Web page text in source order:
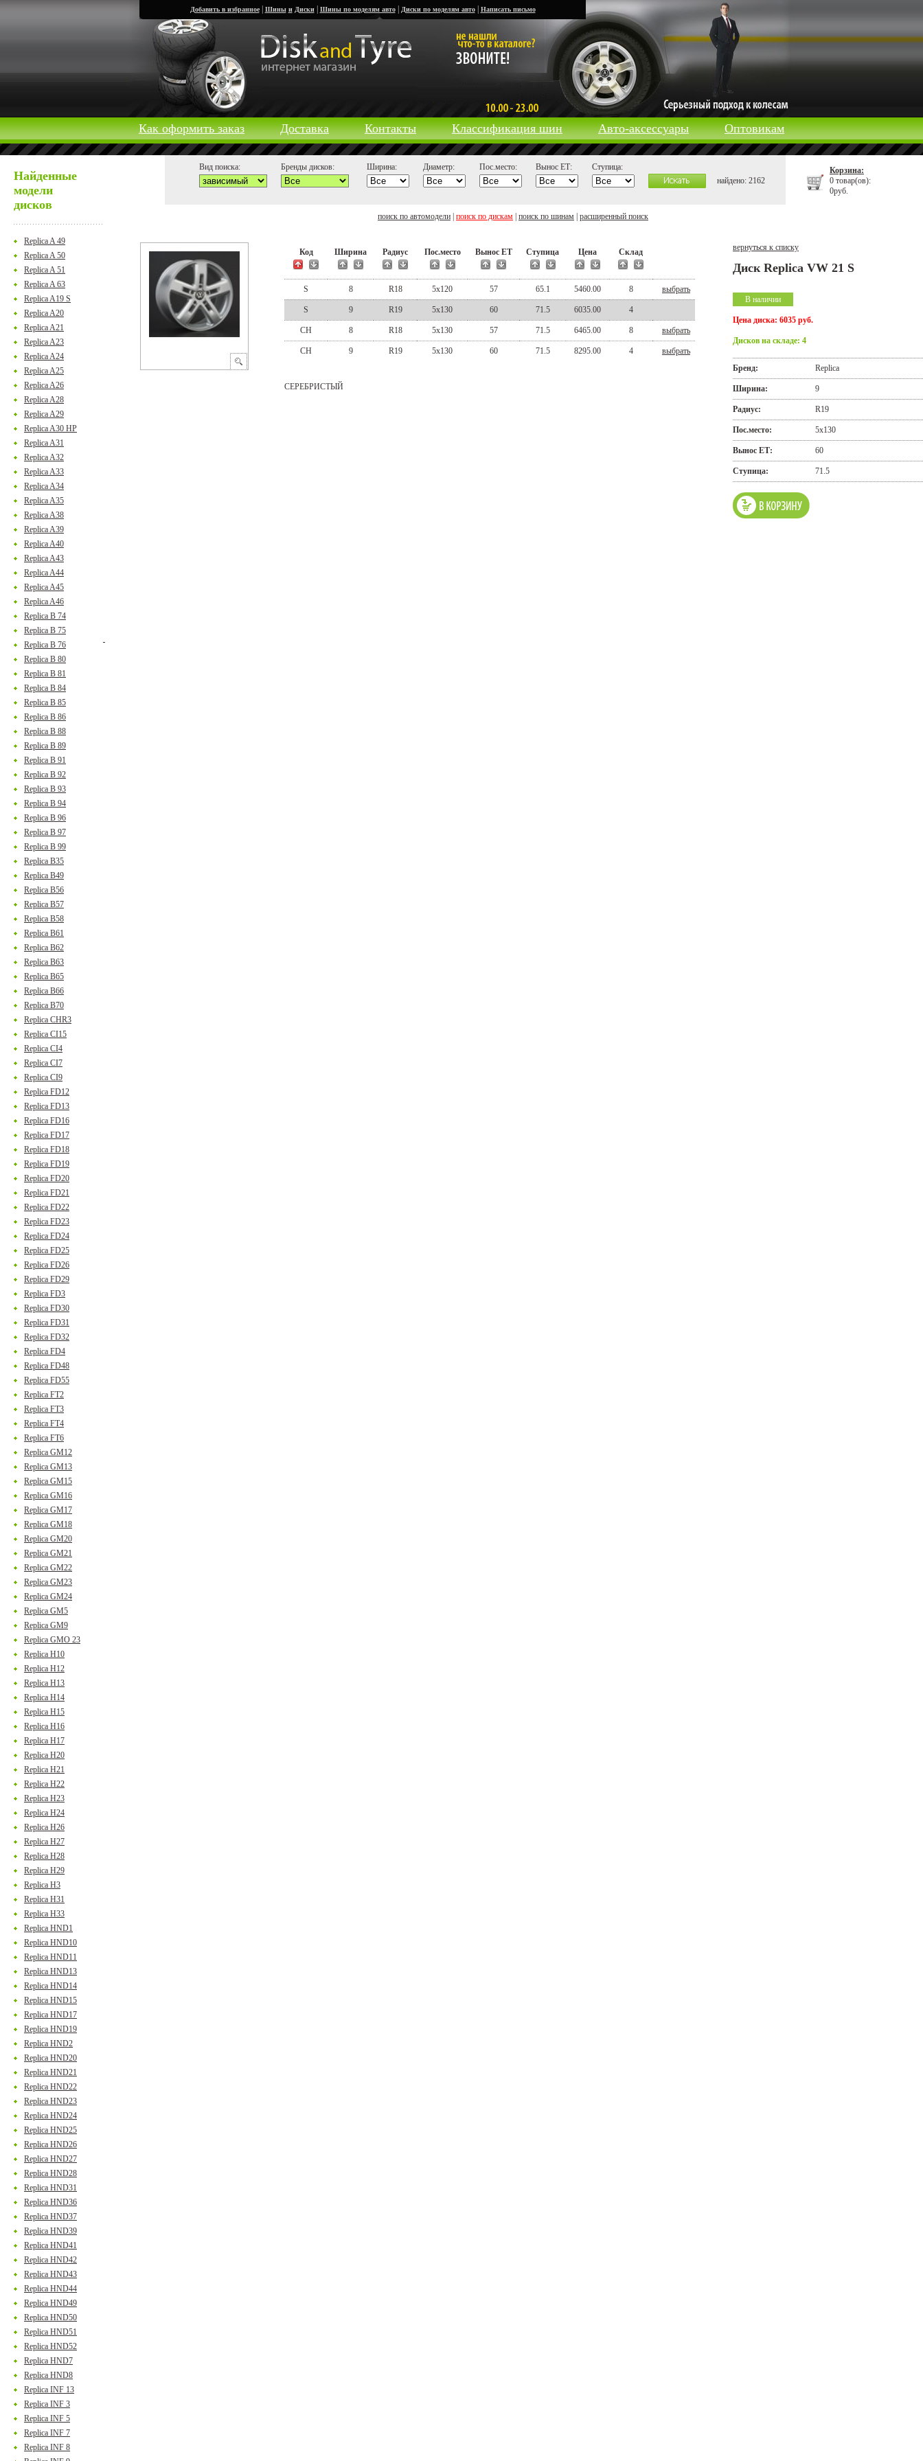
Добавить в избранное| Шины и Диски| Шины по моделям авто| Диски по моделям авто| Написать письмо
Как оформить заказ Доставка Контакты Классификация шин Авто-аксессуары Оптовикам
Корзина:
0 товар(ов):
0руб.
Найденные
модели
дисков
Replica A 49
Replica A 50
Replica A 51
Replica A 63
Replica A19 S
Replica A20
Replica A21
Replica A23
Replica A24
Replica A25
Replica A26
Replica A28
Replica A29
Replica A30 HP
Replica A31
Replica A32
Replica A33
Replica A34
Replica A35
Replica A38
Replica A39
Replica A40
Replica A43
Replica A44
Replica A45
Replica A46
Replica B 74
Replica B 75
Replica B 76
Replica B 80
Replica B 81
Replica B 84
Replica B 85
Replica B 86
Replica B 88
Replica B 89
Replica B 91
Replica B 92
Replica B 93
Replica B 94
Replica B 96
Replica B 97
Replica B 99
Replica B35
Replica B49
Replica B56
Replica B57
Replica B58
Replica B61
Replica B62
Replica B63
Replica B65
Replica B66
Replica B70
Replica CHR3
Replica CI15
Replica CI4
Replica CI7
Replica CI9
Replica FD12
Replica FD13
Replica FD16
Replica FD17
Replica FD18
Replica FD19
Replica FD20
Replica FD21
Replica FD22
Replica FD23
Replica FD24
Replica FD25
Replica FD26
Replica FD29
Replica FD3
Replica FD30
Replica FD31
Replica FD32
Replica FD4
Replica FD48
Replica FD55
Replica FT2
Replica FT3
Replica FT4
Replica FT6
Replica GM12
Replica GM13
Replica GM15
Replica GM16
Replica GM17
Replica GM18
Replica GM20
Replica GM21
Replica GM22
Replica GM23
Replica GM24
Replica GM5
Replica GM9
Replica GMO 23
Replica H10
Replica H12
Replica H13
Replica H14
Replica H15
Replica H16
Replica H17
Replica H20
Replica H21
Replica H22
Replica H23
Replica H24
Replica H26
Replica H27
Replica H28
Replica H29
Replica H3
Replica H31
Replica H33
Replica HND1
Replica HND10
Replica HND11
Replica HND13
Replica HND14
Replica HND15
Replica HND17
Replica HND19
Replica HND2
Replica HND20
Replica HND21
Replica HND22
Replica HND23
Replica HND24
Replica HND25
Replica HND26
Replica HND27
Replica HND28
Replica HND31
Replica HND36
Replica HND37
Replica HND39
Replica HND41
Replica HND42
Replica HND43
Replica HND44
Replica HND49
Replica HND50
Replica HND51
Replica HND52
Replica HND7
Replica HND8
Replica INF 13
Replica INF 3
Replica INF 5
Replica INF 7
Replica INF 8
Вид поиска: Бренды дисков: Ширина: Диаметр: Пос.место: Вынос ЕТ:
Ступица:
найдено: 2162
поиск по автомодели поиск по дискам поиск по шинам расширенный поиск
Код Ширина Радиус Пос.место Вынос ЕТ Ступица Цена Склад
S 8 R18 5x120 57 65.1 5460.00 8 выбрать
S 9 R19 5x130 60 71.5 6035.00 4
CH 8 R18 5x130 57 71.5 6465.00 8 выбрать
CH 9 R19 5x130 60 71.5 8295.00 4 выбрать
СЕРЕБРИСТЫЙ
вернуться к списку
Диск Replica VW 21 S
В наличии
Цена диска: 6035 руб.
Дисков на складе: 4
Бренд: Replica
Ширина: 9
Радиус: R19
Пос.место: 5x130
Вынос ЕТ: 60
Ступица: 71.5